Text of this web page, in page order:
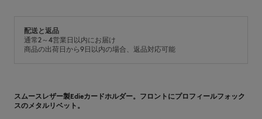
配送と返品
通常2～4営業日以内にお届け
商品の出荷日から9日以内の場合、返品対応可能
スムースレザー製Edieカードホルダー。フロントにプロフィールフォック
スのメタルリベット。